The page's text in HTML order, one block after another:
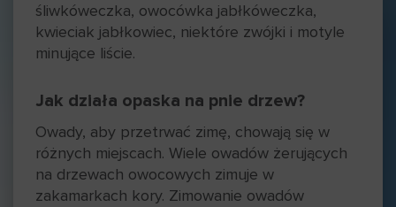
śliwkóweczka, owocówka jabłkóweczka,
kwieciak jabłkowiec, niektóre zwójki i motyle
minujące liście.
Jak działa opaska na pnie drzew?
Owady, aby przetrwać zimę, chowają się w
różnych miejscach. Wiele owadów żerujących
na drzewach owocowych zimuje w
zakamarkach kory. Zimowanie owadów